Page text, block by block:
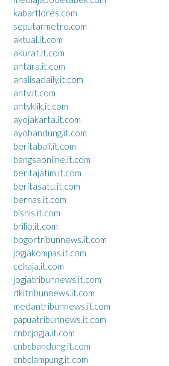
kabarflores.com
seputarmetro.com
aktual.it.com
akurat.it.com
antara.it.com
analisadaily.it.com
antv.it.com
antvklik.it.com
ayojakarta.it.com
ayobandung.it.com
beritabali.it.com
bangsaonline.it.com
beritajatim.it.com
beritasatu.it.com
bernas.it.com
bisnis.it.com
brilio.it.com
bogortribunnews.it.com
jogjakompas.it.com
cekaja.it.com
jogjatribunnews.it.com
dkitribunnews.it.com
medantribunnews.it.com
papuatribunnews.it.com
cnbcjogja.it.com
cnbcbandung.it.com
cnbclampung.it.com